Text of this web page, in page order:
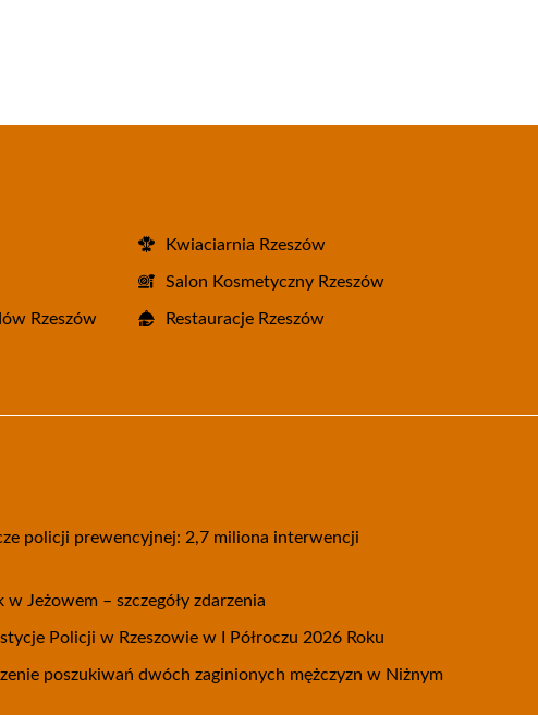
Kwiaciarnia Rzeszów
Salon Kosmetyczny Rzeszów
Rzeszów Restauracje Rzeszów
policji prewencyjnej: 2,7 miliona interwencji
w Jeżowem – szczegóły zdarzenia
Policji w Rzeszowie w I Półroczu 2026 Roku
poszukiwań dwóch zaginionych mężczyzn w Niżnym